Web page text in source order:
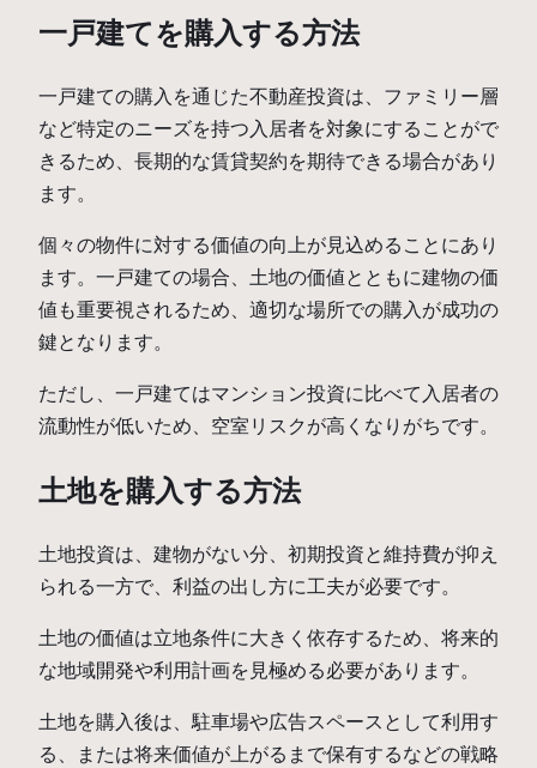
一戸建てを購入する方法
一戸建ての購入を通じた不動産投資は、ファミリー層
など特定のニーズを持つ入居者を対象にすることがで
きるため、長期的な賃貸契約を期待できる場合があり
ます。
個々の物件に対する価値の向上が見込めることにあり
ます。一戸建ての場合、土地の価値とともに建物の価
値も重要視されるため、適切な場所での購入が成功の
鍵となります。
ただし、一戸建てはマンション投資に比べて入居者の
流動性が低いため、空室リスクが高くなりがちです。
土地を購入する方法
土地投資は、建物がない分、初期投資と維持費が抑え
られる一方で、利益の出し方に工夫が必要です。
土地の価値は立地条件に大きく依存するため、将来的
な地域開発や利用計画を見極める必要があります。
土地を購入後は、駐車場や広告スペースとして利用す
る、または将来価値が上がるまで保有するなどの戦略